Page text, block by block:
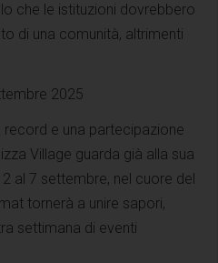
che le istituzioni dovrebbero
di una comunità, altrimenti
2025
record e una partecipazione
Village guarda già alla sua
al 7 settembre, nel cuore del
tornerà a unire sapori,
settimana di eventi